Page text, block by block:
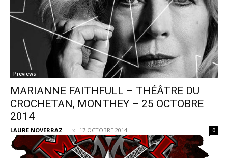
Previews
MARIANNE FAITHFULL – THÉÂTRE DU
CROCHETAN, MONTHEY – 25 OCTOBRE
2014
LAURE NOVERRAZ - 17 OCTOBRE 2014 0